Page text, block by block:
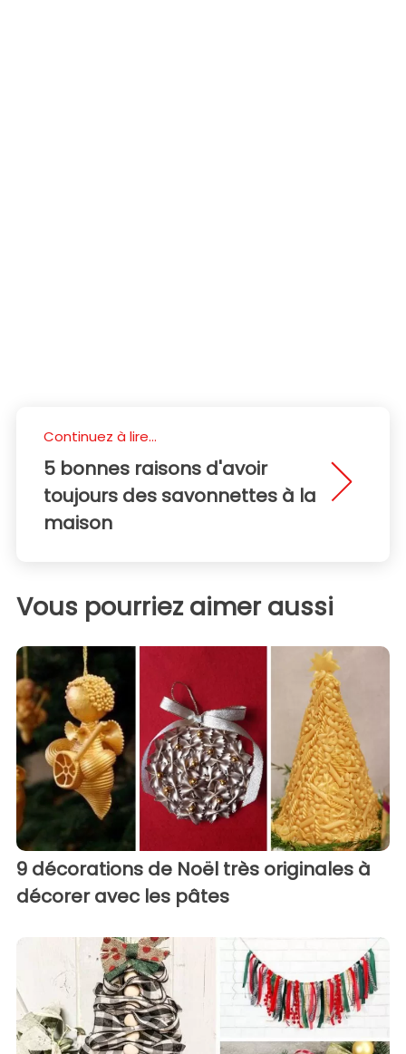
Continuez à lire...
5 bonnes raisons d'avoir
toujours des savonnettes à la
maison
Vous pourriez aimer aussi
9 décorations de Noël très originales à
décorer avec les pâtes